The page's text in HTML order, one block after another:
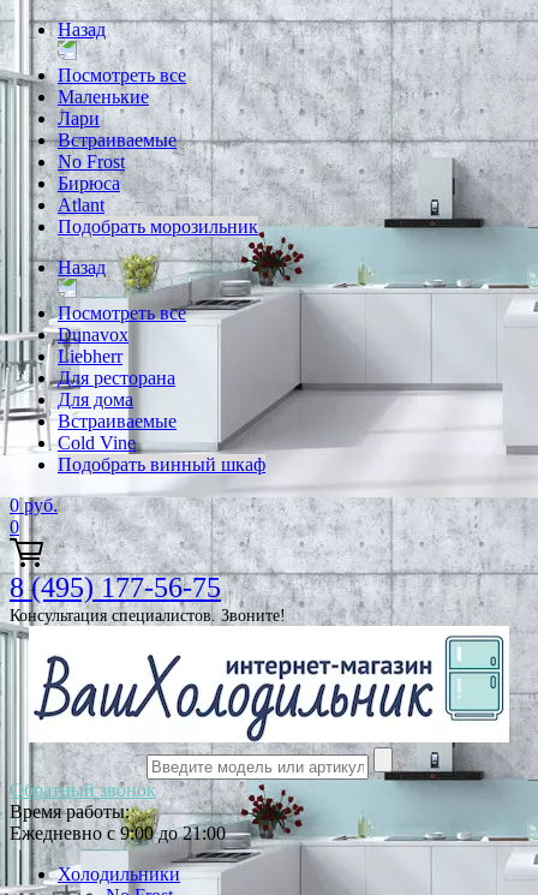
Назад
Посмотреть все
Маленькие
Лари
Встраиваемые
No Frost
Бирюса
Atlant
Подобрать морозильник
Назад
Посмотреть все
Dunavox
Liebherr
Для ресторана
Для дома
Встраиваемые
Cold Vine
Подобрать винный шкаф
0 руб.
0
8 (495) 177-56-75
Консультация специалистов. Звоните!
Обратный звонок
Время работы:
Ежедневно с 9:00 до 21:00
Холодильники